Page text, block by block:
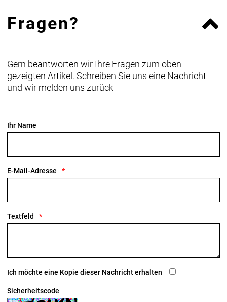
Fragen?
Gern beantworten wir Ihre Fragen zum oben
gezeigten Artikel. Schreiben Sie uns eine Nachricht
und wir melden uns zurück
Ihr Name
E-Mail-Adresse
Textfeld
Ich möchte eine Kopie dieser Nachricht erhalten
Sicherheitscode